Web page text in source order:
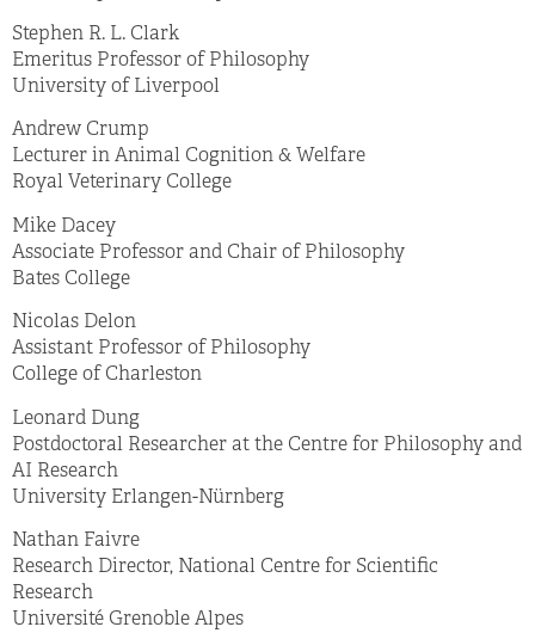
Stephen R. L. Clark
Emeritus Professor of Philosophy
University of Liverpool
Andrew Crump
Lecturer in Animal Cognition & Welfare
Royal Veterinary College
Mike Dacey
Associate Professor and Chair of Philosophy
Bates College
Nicolas Delon
Assistant Professor of Philosophy
College of Charleston
Leonard Dung
Postdoctoral Researcher at the Centre for Philosophy and
AI Research
University Erlangen-Nürnberg
Nathan Faivre
Research Director, National Centre for Scientific
Research
Université Grenoble Alpes